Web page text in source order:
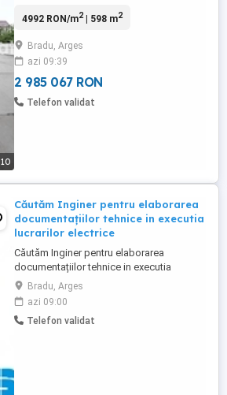
10
comercială, cu deschidere directă la DN
locație ideală pentru activități comerciale,
logistice sau de producție. *** Imobilul
are o suprafață utilă totală ...
4992 RON/m2| 598 m2
Bradu, Arges
azi 09:39
2 985 067 RON
Telefon validat
Căutăm Inginer pentru elaborarea
documentațiilor tehnice in executia
lucrarilor electrice
Căutăm Inginer pentru elaborarea
documentațiilor tehnice in executia
lucrarilor de instalatii electrice și licitații,
care își cunoaste bine meseria, are
experiență și se mândreste cu calitatea
muncii sale. Oferim în schimb: Un salariu
Bradu, Arges
azi 09:00
Telefon validat